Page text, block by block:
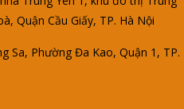
Quận Cầu Giấy, TP. Hà Nội
Sa, Phường Đa Kao, Quận 1, TP.